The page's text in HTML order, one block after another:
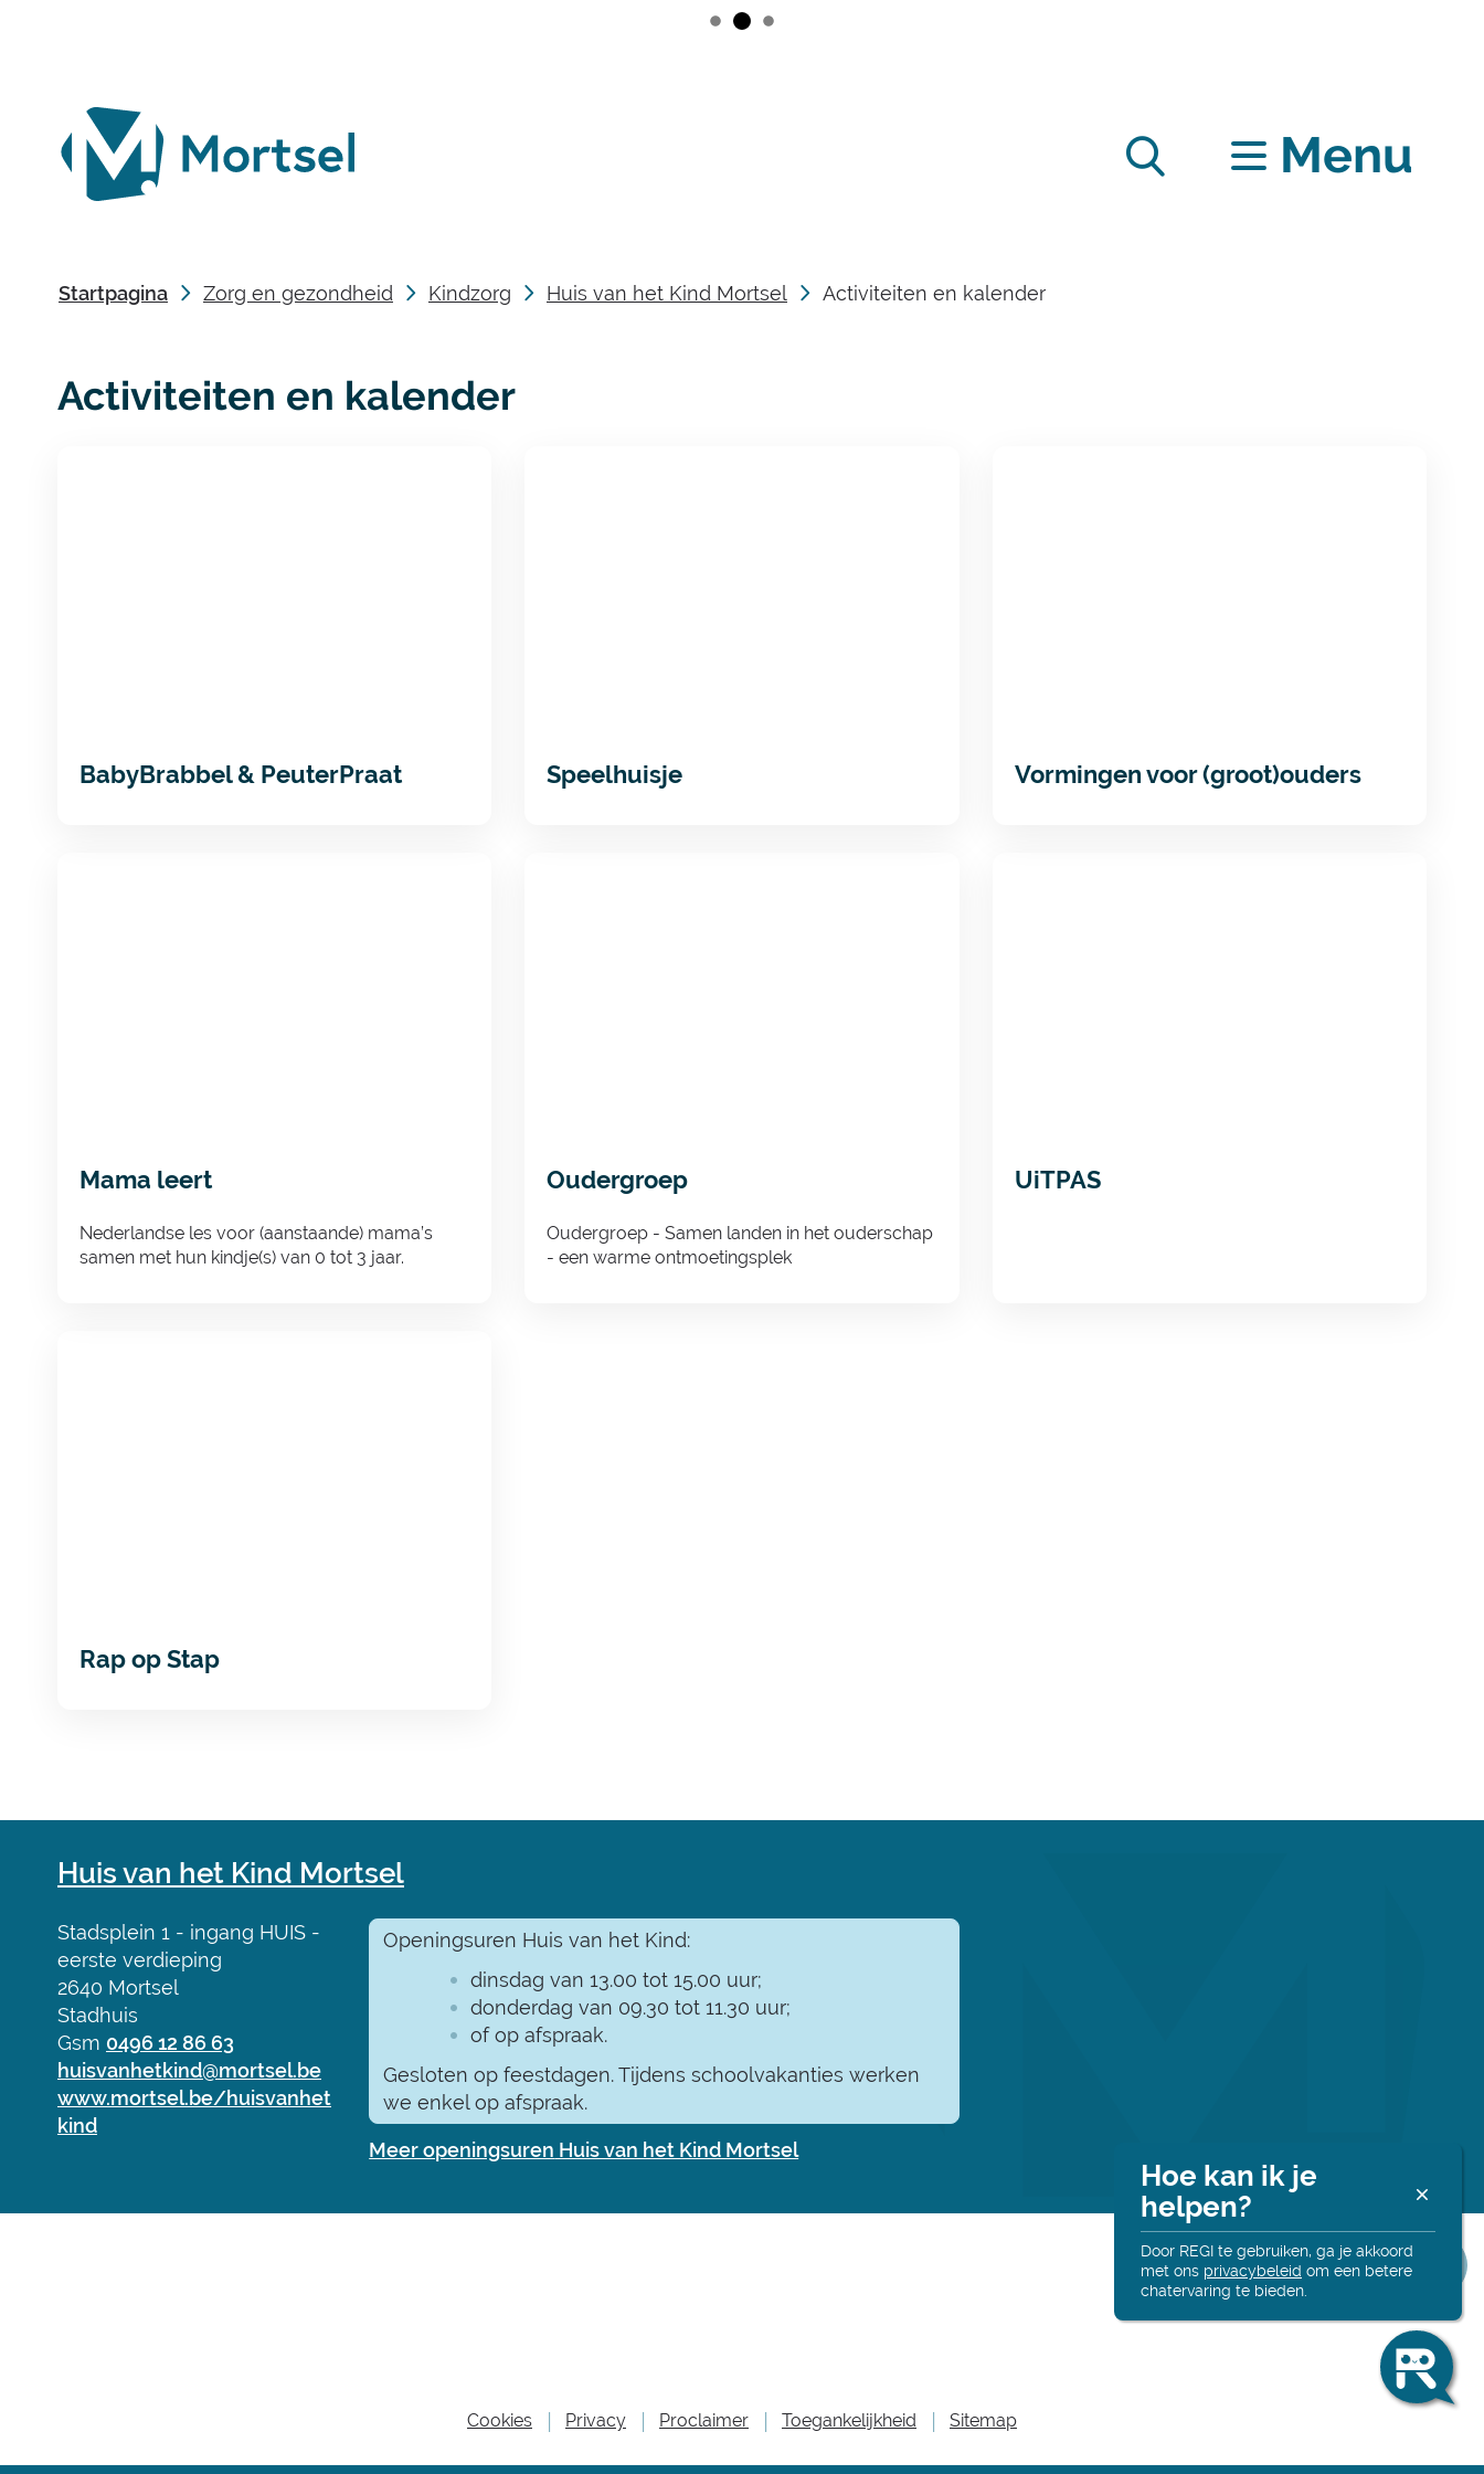
lokaal
bestuur
Mortsel
Menu
Startpagina Zorg en gezondheid Kindzorg Huis van het Kind Mortsel Activiteiten en kalender
Activiteiten en kalender
BabyBrabbel & PeuterPraat Speelhuisje Vormingen voor (groot)ouders
Mama leert
Nederlandse les voor (aanstaande) mama’s
samen met hun kindje(s) van 0 tot 3 jaar.
Oudergroep
Oudergroep - Samen landen in het ouderschap
- een warme ontmoetingsplek
UiTPAS
Rap op Stap
Contact
Huis van het Kind Mortsel
Adres
Stadsplein 1 - ingang HUIS -
eerste verdieping
,2640 Mortsel
Stadhuis
Gsm 0496 12 86 63
E-
mail
huisvanhetkind@mortsel.be
Website
www.mortsel.be/huisvanhet
kind
Openingsuren Huis van het Kind:
dinsdag van 13.00 tot 15.00 uur;
donderdag van 09.30 tot 11.30 uur;
of op afspraak.
Gesloten op feestdagen. Tijdens schoolvakanties werken
we enkel op afspraak.
Meer openingsuren Huis van het Kind Mortsel
Cookies Privacy Proclaimer Toegankelijkheid Sitemap
Deel
deze
Ik
ben
en
ik
Hoe kan ik je
helpen?
Door REGI te gebruiken, ga je akkoord
met ons privacybeleid om een betere
chatervaring te bieden.